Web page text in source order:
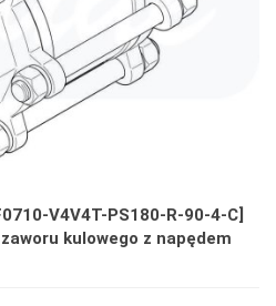
V4V4T-PS180-R-90-4-C]
kulowego z napędem